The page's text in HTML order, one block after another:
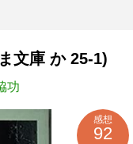
文庫 か 25-1)
功
感想
92